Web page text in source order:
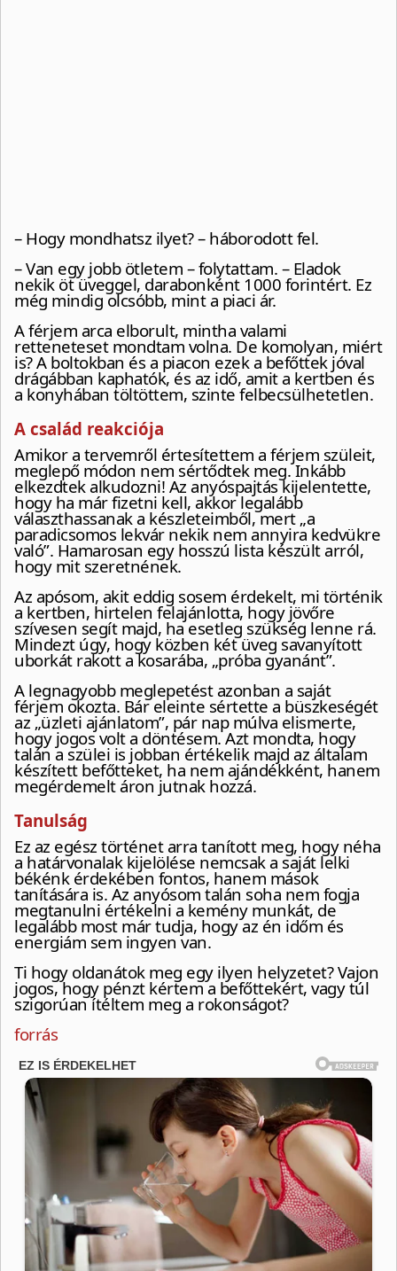
– Hogy mondhatsz ilyet? – háborodott fel.
– Van egy jobb ötletem – folytattam. – Eladok
nekik öt üveggel, darabonként 1000 forintért. Ez
még mindig olcsóbb, mint a piaci ár.
A férjem arca elborult, mintha valami
retteneteset mondtam volna. De komolyan, miért
is? A boltokban és a piacon ezek a befőttek jóval
drágábban kaphatók, és az idő, amit a kertben és
a konyhában töltöttem, szinte felbecsülhetetlen.
A család reakciója
Amikor a tervemről értesítettem a férjem szüleit,
meglepő módon nem sértődtek meg. Inkább
elkezdtek alkudozni! Az anyóspajtás kijelentette,
hogy ha már fizetni kell, akkor legalább
választhassanak a készleteimből, mert „a
paradicsomos lekvár nekik nem annyira kedvükre
való”. Hamarosan egy hosszú lista készült arról,
hogy mit szeretnének.
Az apósom, akit eddig sosem érdekelt, mi történik
a kertben, hirtelen felajánlotta, hogy jövőre
szívesen segít majd, ha esetleg szükség lenne rá.
Mindezt úgy, hogy közben két üveg savanyított
uborkát rakott a kosarába, „próba gyanánt”.
A legnagyobb meglepetést azonban a saját
férjem okozta. Bár eleinte sértette a büszkeségét
az „üzleti ajánlatom”, pár nap múlva elismerte,
hogy jogos volt a döntésem. Azt mondta, hogy
talán a szülei is jobban értékelik majd az általam
készített befőtteket, ha nem ajándékként, hanem
megérdemelt áron jutnak hozzá.
Tanulság
Ez az egész történet arra tanított meg, hogy néha
a határvonalak kijelölése nemcsak a saját lelki
békénk érdekében fontos, hanem mások
tanítására is. Az anyósom talán soha nem fogja
megtanulni értékelni a kemény munkát, de
legalább most már tudja, hogy az én időm és
energiám sem ingyen van.
Ti hogy oldanátok meg egy ilyen helyzetet? Vajon
jogos, hogy pénzt kértem a befőttekért, vagy túl
szigorúan ítéltem meg a rokonságot?
forrás